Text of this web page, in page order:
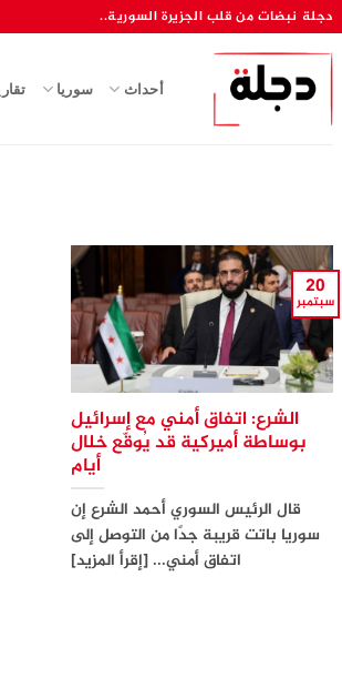
دجلة نبضات من قلب الجزيرة السورية..
أحداث سوريا
الشرع: اتفاق أمني مع إسرائيل
بوساطة أميركية قد يُوقّع خلال
أيام
قال الرئيس السوري أحمد الشرع إن
سوريا باتت قريبة جدًا من التوصل إلى
اتفاق أمني... [إقرأ المزيد]
20
سبتمبر